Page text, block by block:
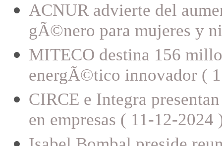
ACNUR advierte del
gÃ©nero para mujeres y
MITECO destina 156
energÃ©tico innovador (
CIRCE e Integra
en empresas ( 11-12-2024